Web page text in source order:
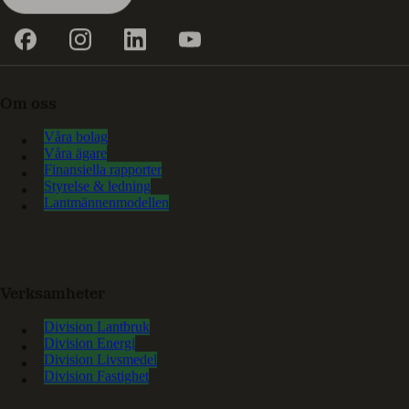
Våra bolag
Våra ägare
Finansiella rapporter
Styrelse & ledning
Lantmännenmodellen
Division Lantbruk
Division Energi
Division Livsmedel
Division Fastighet